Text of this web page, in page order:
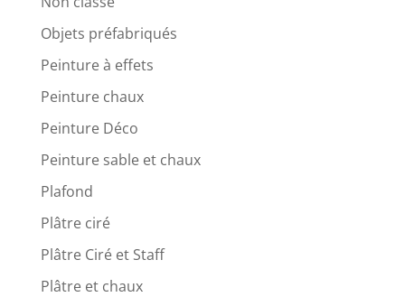
Objets préfabriqués
Peinture à effets
Peinture chaux
Peinture Déco
Peinture sable et chaux
Plafond
Plâtre ciré
Plâtre Ciré et Staff
Plâtre et chaux